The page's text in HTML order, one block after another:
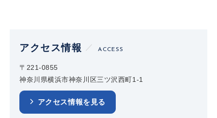
アクセス情報 ACCESS
〒221-0855
神奈川県横浜市神奈川区三ツ沢西町1-1
アクセス情報を見る